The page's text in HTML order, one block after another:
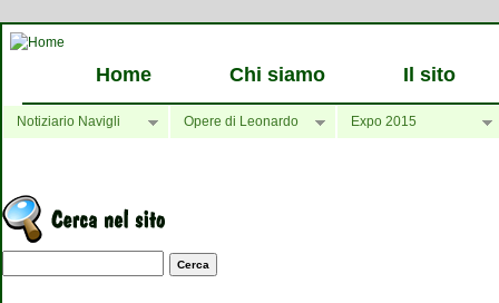
Home Chi siamo Il sito
Notiziario Navigli Opere di Leonardo Expo 2015
Maschera di ricerca